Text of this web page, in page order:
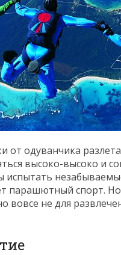
от одуванчика
высоко-высоко и
испытать
парашютный спорт. Но
вовсе не для